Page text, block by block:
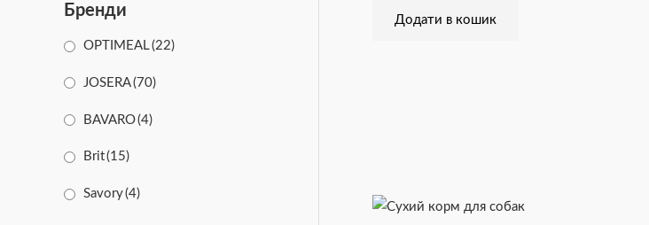
Бренди
OPTIMEAL(22)
JOSERA(70)
BAVARO(4)
Brit(15)
Savory(4)
Додати в кошик